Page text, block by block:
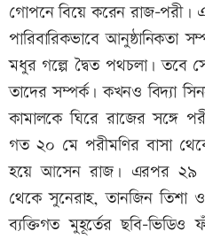
গোপনে বিয়ে করেন রাজ-পরী।
পারিবারিকভাবে আনুষ্ঠানিকতা
মধুর গল্পে দ্বৈত পথচলা। তবে
তাদের সম্পর্ক। কখনও বিদ্যা
কামালকে ঘিরে রাজের সঙ্গে
গত ২০ মে পরীমণির বাসা
হয়ে আসেন রাজ। এরপর ২৯
থেকে সুনেরাহ, তানজিন তিশা
ব্যক্তিগত মুহূর্তের ছবি-